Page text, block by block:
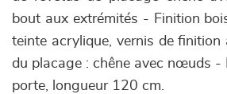
bout aux extrémités - Finition
teinte acrylique, vernis de
du placage : chêne avec nœuds -
porte, longueur 120 cm.